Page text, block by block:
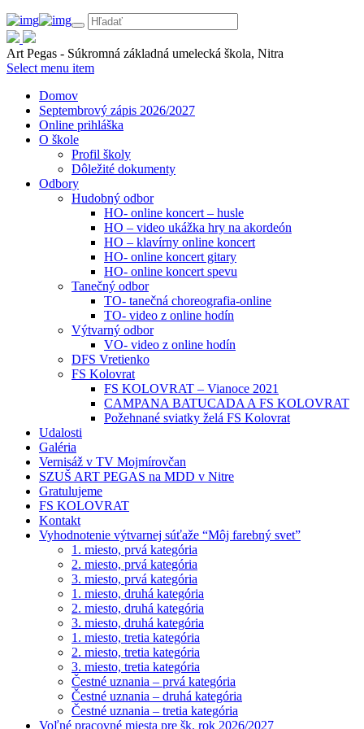
Art Pegas - Súkromná základná umelecká škola, Nitra
Select menu item
Domov
Septembrový zápis 2026/2027
Online prihláška
O škole
Profil školy
Dôležité dokumenty
Odbory
Hudobný odbor
HO- online koncert – husle
HO – video ukážka hry na akordeón
HO – klavírny online koncert
HO- online koncert gitary
HO- online koncert spevu
Tanečný odbor
TO- tanečná choreografia-online
TO- video z online hodín
Výtvarný odbor
VO- video z online hodín
DFS Vretienko
FS Kolovrat
FS KOLOVRAT – Vianoce 2021
CAMPANA BATUCADA A FS KOLOVRAT
Požehnané sviatky želá FS Kolovrat
Udalosti
Galéria
Vernisáž v TV Mojmírovčan
SZUŠ ART PEGAS na MDD v Nitre
Gratulujeme
FS KOLOVRAT
Kontakt
Vyhodnotenie výtvarnej súťaže “Môj farebný svet”
1. miesto, prvá kategória
2. miesto, prvá kategória
3. miesto, prvá kategória
1. miesto, druhá kategória
2. miesto, druhá kategória
3. miesto, druhá kategória
1. miesto, tretia kategória
2. miesto, tretia kategória
3. miesto, tretia kategória
Čestné uznania – prvá kategória
Čestné uznania – druhá kategória
Čestné uznania – tretia kategória
Voľné pracovné miesta pre šk. rok 2026/2027